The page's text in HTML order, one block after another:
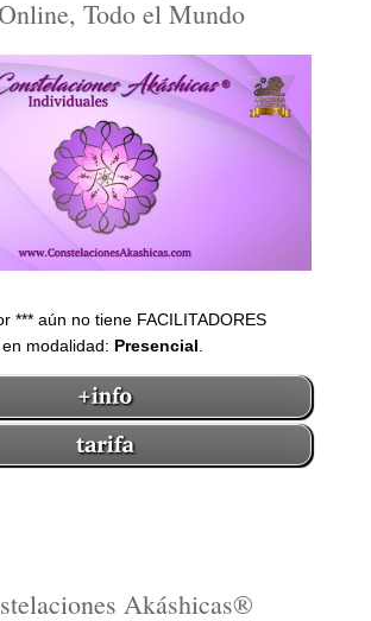
Todo el Mundo
*** aún no tiene FACILITADORES
modalidad: Presencial.
Akáshicas®